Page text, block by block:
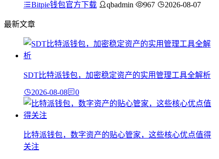
Bitpie钱包官方下载 qbadmin 967 2026-08-07
最新文章
SDT比特派钱包，加密稳定资产的实用管理工具全解析
2026-08-08 0
比特派钱包，数字资产的贴心管家，这些核心优点值得
关注